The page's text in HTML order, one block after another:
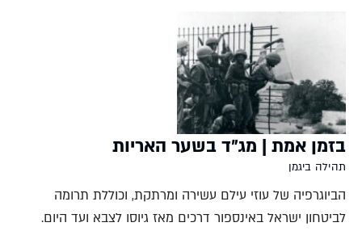
בזמן אמת | מג״ד בשער האריות
תהילה ביגמן
הביוגרפיה של עוזי עילם עשירה ומרתקת, וכוללת תרומה
לביטחון ישראל באינספור דרכים מאז גיוסו לצבא ועד היום.